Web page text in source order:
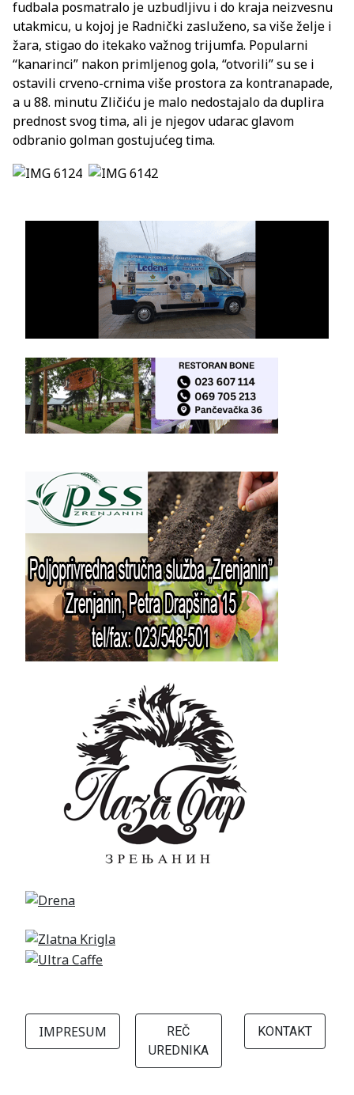
fudbala posmatralo je uzbudljivu i do kraja neizvesnu
utakmicu, u kojoj je Radnički zasluženo, sa više želje i
žara, stigao do itekako važnog trijumfa. Popularni
“kanarinci” nakon primljenog gola, “otvorili” su se i
ostavili crveno-crnima više prostora za kontranapade,
a u 88. minutu Zličiću je malo nedostajalo da duplira
prednost svog tima, ali je njegov udarac glavom
odbranio golman gostujućeg tima.
IMPRESUM
REČ
UREDNIKA
KONTAKT